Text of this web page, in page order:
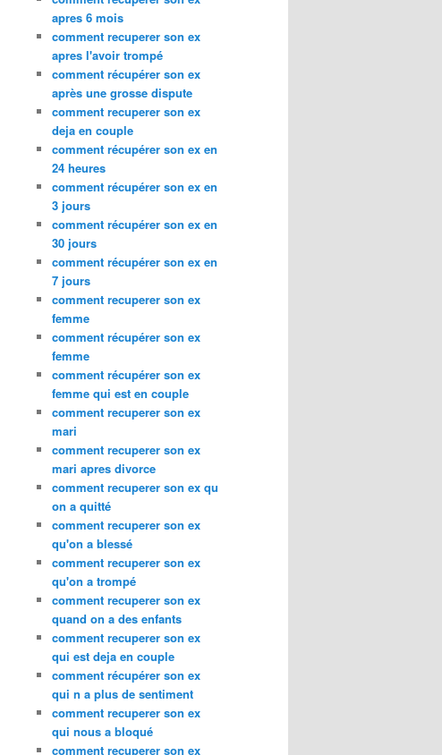
apres 6 mois
comment recuperer son ex
apres l'avoir trompé
comment récupérer son ex
après une grosse dispute
comment recuperer son ex
deja en couple
comment récupérer son ex en
24 heures
comment récupérer son ex en
3 jours
comment récupérer son ex en
30 jours
comment récupérer son ex en
7 jours
comment recuperer son ex
femme
comment récupérer son ex
femme
comment récupérer son ex
femme qui est en couple
comment recuperer son ex
mari
comment recuperer son ex
mari apres divorce
comment recuperer son ex qu
on a quitté
comment recuperer son ex
qu'on a blessé
comment recuperer son ex
qu'on a trompé
comment recuperer son ex
quand on a des enfants
comment recuperer son ex
qui est deja en couple
comment récupérer son ex
qui n a plus de sentiment
comment recuperer son ex
qui nous a bloqué
comment recuperer son ex